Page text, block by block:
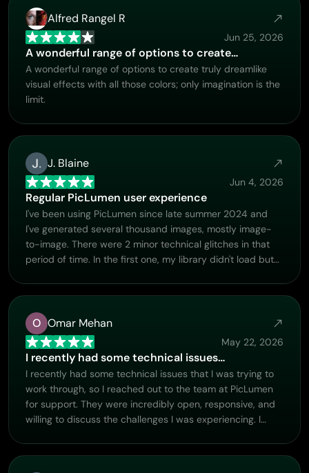
Alfred Rangel R
Jun 25, 2026
A wonderful range of options to create…
A wonderful range of options to create truly dreamlike
visual effects with all those colors; only imagination is the
limit.
J. Blaine
Jun 4, 2026
Regular PicLumen user experience
I've been using PicLumen since late summer 2024 and
I've generated several thousand images, mostly image-
to-image. There were 2 minor technical glitches in that
period of time. In the first one, my library didn't load but
support team and the issue was fixed the next day. I also
requested PicLumen to provide a PayPal payment
method when they switched to subscription - and they
listened and responded to my request. I appreciate their
responsiveness and customer service. In my
communication with their support team, I found them
professional and polite. My general impression is that this
is a dynamic and collaborative team that is worth
supporting!
O Omar Mehan
May 22, 2026
I recently had some technical issues…
I recently had some technical issues that I was trying to
work through, so I reached out to the team at PicLumen
for support. They were incredibly open, responsive, and
willing to discuss the challenges I was experiencing. I